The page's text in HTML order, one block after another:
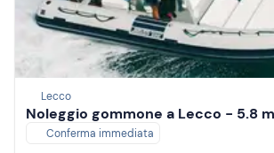
Lecco
Noleggio gommone a Lecco - 5.8
Conferma immediata